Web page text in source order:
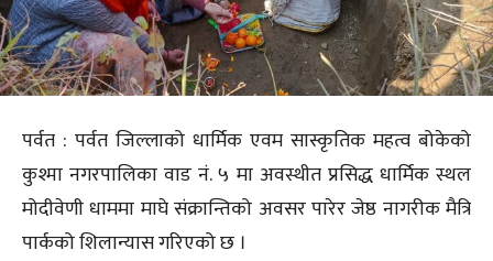
पर्वत : पर्वत जिल्लाको धार्मिक एवम सास्कृतिक महत्व बोकेको
कुश्मा नगरपालिका वाड नं. ५ मा अवस्थीत प्रसिद्ध धार्मिक स्थल
मोदीवेणी धाममा माघे संक्रान्तिको अवसर पारेर जेष्ठ नागरीक मैत्रि
पार्कको शिलान्यास गरिएको छ ।